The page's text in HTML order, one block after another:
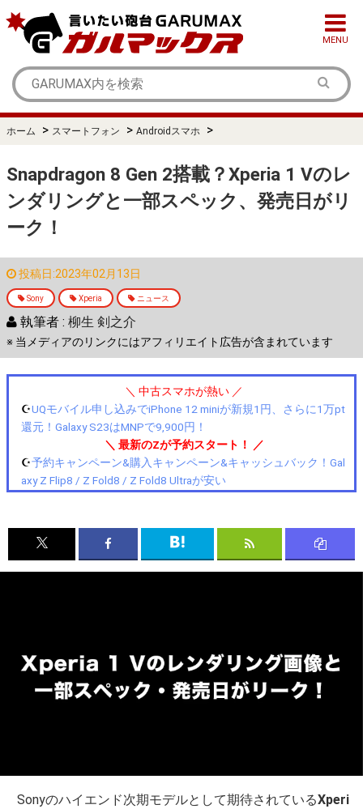
MENU
ホーム > スマートフォン > Androidスマホ >
Snapdragon 8 Gen 2搭載？Xperia 1 Vのレ
ンダリングと一部スペック、発売日がリ
ーク！
投稿日:2023年02月13日
Sony Xperia ニュース
執筆者 : 柳生 剣之介
※ 当メディアのリンクにはアフィリエイト広告が含まれています
＼ 中古スマホが熱い ／
☪️UQモバイル申し込みでiPhone 12 miniが新規1円、さらに1万pt
還元！Galaxy S23はMNPで9,900円！
＼ 最新のZが予約スタート！ ／
☪️予約キャンペーン&購入キャンペーン&キャッシュバック！Gal
axy Z Flip8 / Z Fold8 / Z Fold8 Ultraが安い
Sonyのハイエンド次期モデルとして期待されているXperi